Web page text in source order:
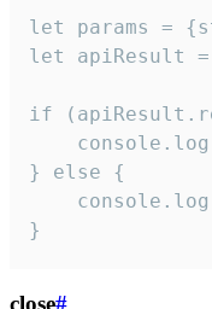
let params =
let apiResult =
if
} else {
}